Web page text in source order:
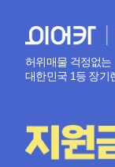
허위매물 걱정없는
대한민국 1등 장기